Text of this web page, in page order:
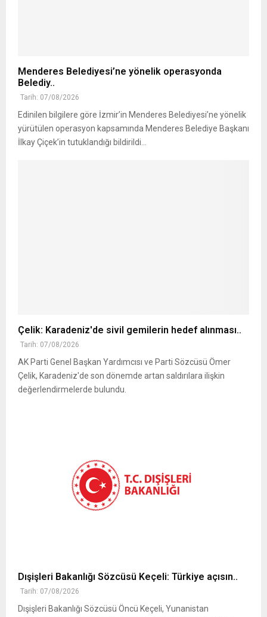
Menderes Belediyesi’ne yönelik operasyonda
Belediy..
Tarih: 07/08/2026
Edinilen bilgilere göre İzmir’in Menderes Belediyesi’ne yönelik
yürütülen operasyon kapsamında Menderes Belediye Başkanı
İlkay Çiçek’in tutuklandığı bildirildi...
Çelik: Karadeniz'de sivil gemilerin hedef alınması..
Tarih: 07/08/2026
AK Parti Genel Başkan Yardımcısı ve Parti Sözcüsü Ömer
Çelik, Karadeniz'de son dönemde artan saldırılara ilişkin
değerlendirmelerde bulundu.
Dışişleri Bakanlığı Sözcüsü Keçeli: Türkiye açısın..
Tarih: 07/08/2026
Dışişleri Bakanlığı Sözcüsü Öncü Keçeli, Yunanistan